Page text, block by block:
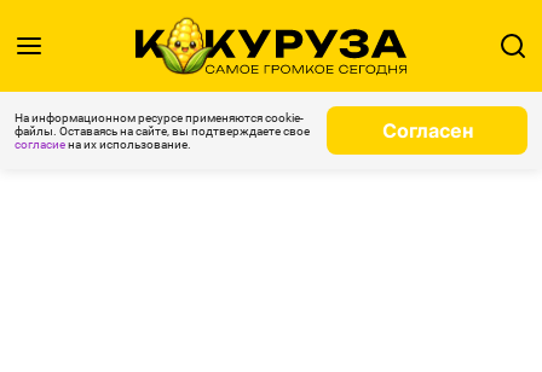
На информационном ресурсе применяются cookie-
файлы. Оставаясь на сайте, вы подтверждаете свое
согласиена их использование.
Согласен